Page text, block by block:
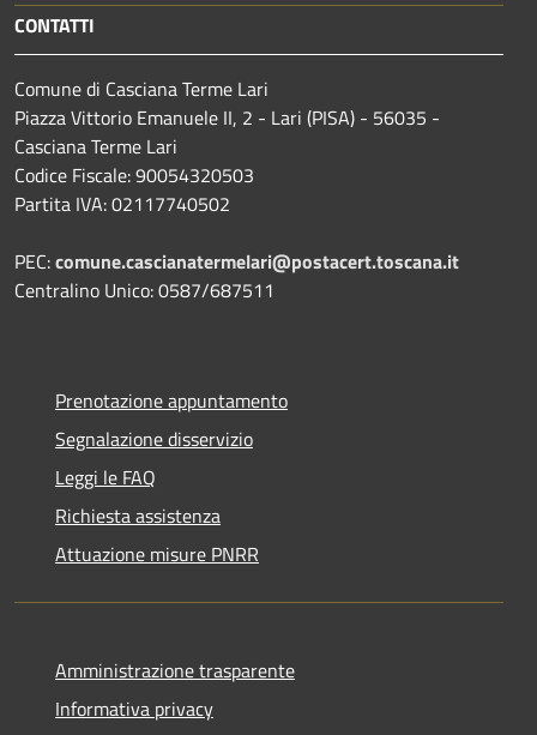
CONTATTI
Comune di Casciana Terme Lari
Piazza Vittorio Emanuele II, 2 - Lari (PISA) - 56035 -
Casciana Terme Lari
Codice Fiscale: 90054320503
Partita IVA: 02117740502
PEC:comune.cascianatermelari@postacert.toscana.it
Centralino Unico: 0587/687511
Prenotazione appuntamento
Segnalazione disservizio
Leggi le FAQ
Richiesta assistenza
Attuazione misure PNRR
Amministrazione trasparente
Informativa privacy